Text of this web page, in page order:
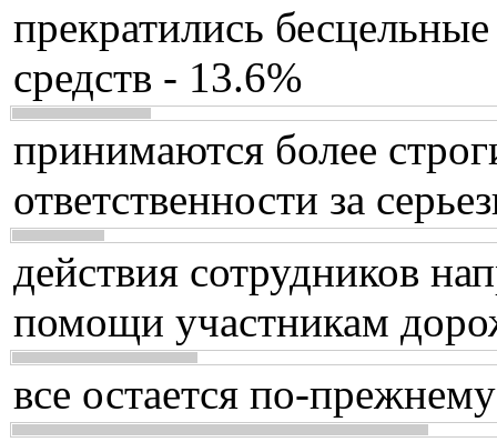
прекратились
средств - 13.6%
принимаются более
ответственности за
действия сотрудников
помощи участникам
все остается по-